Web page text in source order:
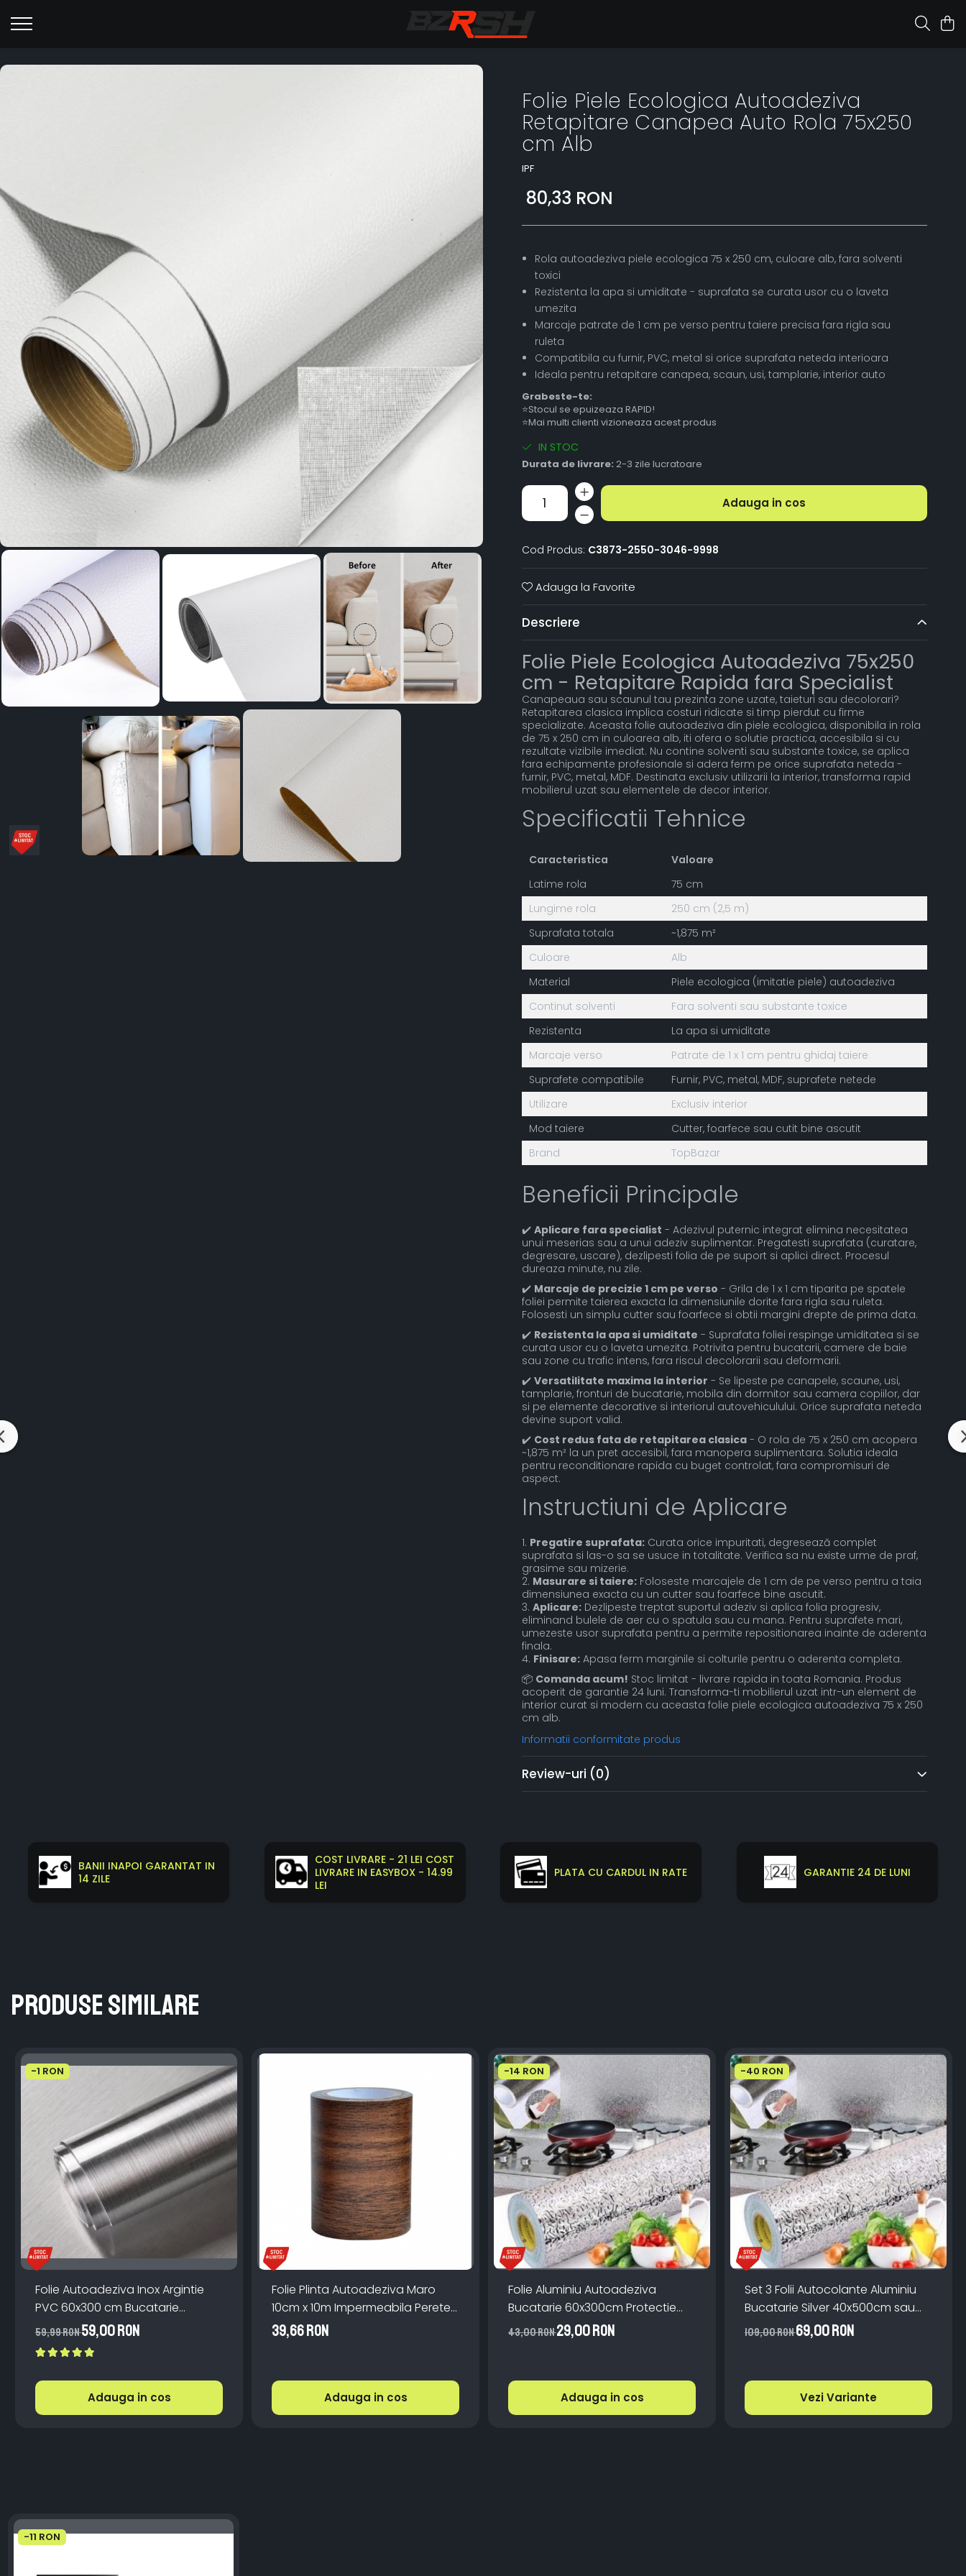
Folie Piele Ecologica Autoadeziva
Retapitare Canapea Auto Rola 75x250
cm Alb
IPF
80,33 RON
Rola autoadeziva piele ecologica 75 x 250 cm, culoare alb, fara solventi
toxici
Rezistenta la apa si umiditate - suprafata se curata usor cu o laveta
umezita
Marcaje patrate de 1 cm pe verso pentru taiere precisa fara rigla sau
ruleta
Compatibila cu furnir, PVC, metal si orice suprafata neteda interioara
Ideala pentru retapitare canapea, scaun, usi, tamplarie, interior auto
Grabeste-te:
⭐Stocul se epuizeaza RAPID!
⭐Mai multi clienti vizioneaza acest produs
IN STOC
Durata de livrare: 2-3 zile lucratoare
Adauga in cos
Cod Produs: C3873-2550-3046-9998
Adauga la Favorite
Descriere
Folie Piele Ecologica Autoadeziva 75x250
cm - Retapitare Rapida fara Specialist
Canapeaua sau scaunul tau prezinta zone uzate, taieturi sau decolorari?
Retapitarea clasica implica costuri ridicate si timp pierdut cu firme
specializate. Aceasta folie autoadeziva din piele ecologica, disponibila in rola
de 75 x 250 cm in culoarea alb, iti ofera o solutie practica, accesibila si cu
rezultate vizibile imediat. Nu contine solventi sau substante toxice, se aplica
fara echipamente profesionale si adera ferm pe orice suprafata neteda -
furnir, PVC, metal, MDF. Destinata exclusiv utilizarii la interior, transforma rapid
mobilierul uzat sau elementele de decor interior.
Specificatii Tehnice
Caracteristica
Valoare
Latime rola
75 cm
Lungime rola
250 cm (2,5 m)
Suprafata totala
~1,875 m²
Culoare
Alb
Material
Piele ecologica (imitatie piele) autoadeziva
Continut solventi
Fara solventi sau substante toxice
Rezistenta
La apa si umiditate
Marcaje verso
Patrate de 1 x 1 cm pentru ghidaj taiere
Suprafete compatibile
Furnir, PVC, metal, MDF, suprafete netede
Utilizare
Exclusiv interior
Mod taiere
Cutter, foarfece sau cutit bine ascutit
Brand
TopBazar
Beneficii Principale
✔️ Aplicare fara specialist - Adezivul puternic integrat elimina necesitatea
unui meserias sau a unui adeziv suplimentar. Pregatesti suprafata (curatare,
degresare, uscare), dezlipesti folia de pe suport si aplici direct. Procesul
dureaza minute, nu zile.
✔️ Marcaje de precizie 1 cm pe verso - Grila de 1 x 1 cm tiparita pe spatele
foliei permite taierea exacta la dimensiunile dorite fara rigla sau ruleta.
Folosesti un simplu cutter sau foarfece si obtii margini drepte de prima data.
✔️ Rezistenta la apa si umiditate - Suprafata foliei respinge umiditatea si se
curata usor cu o laveta umezita. Potrivita pentru bucatarii, camere de baie
sau zone cu trafic intens, fara riscul decolorarii sau deformarii.
✔️ Versatilitate maxima la interior - Se lipeste pe canapele, scaune, usi,
tamplarie, fronturi de bucatarie, mobila din dormitor sau camera copiilor, dar
si pe elemente decorative si interiorul autovehiculului. Orice suprafata neteda
devine suport valid.
✔️ Cost redus fata de retapitarea clasica- O rola de 75 x 250 cm acopera
~1,875 m² la un pret accesibil, fara manopera suplimentara. Solutia ideala
pentru reconditionare rapida cu buget controlat, fara compromisuri de
aspect.
Instructiuni de Aplicare
1. Pregatire suprafata:Curata orice impuritati, degresează complet
suprafata si las-o sa se usuce in totalitate. Verifica sa nu existe urme de praf,
grasime sau mizerie.
2. Masurare si taiere:Foloseste marcajele de 1 cm de pe verso pentru a taia
dimensiunea exacta cu un cutter sau foarfece bine ascutit.
3. Aplicare:Dezlipeste treptat suportul adeziv si aplica folia progresiv,
eliminand bulele de aer cu o spatula sau cu mana. Pentru suprafete mari,
umezeste usor suprafata pentru a permite repositionarea inainte de aderenta
finala.
4. Finisare:Apasa ferm marginile si colturile pentru o aderenta completa.
📦 Comanda acum! Stoc limitat - livrare rapida in toata Romania. Produs
acoperit de garantie 24 luni. Transforma-ti mobilierul uzat intr-un element de
interior curat si modern cu aceasta folie piele ecologica autoadeziva 75 x 250
cm alb.
Informatii conformitate produs
Review-uri (0)
BANII INAPOI GARANTAT IN
14 ZILE
COST LIVRARE - 21 LEI COST
LIVRARE IN EASYBOX - 14.99
LEI
PLATA CU CARDUL IN RATE GARANTIE 24 DE LUNI
Produse similare
-1 RON
Folie Autoadeziva Inox Argintie
PVC 60x300 cm Bucatarie
Mobilier
59,99 RON59,00 RON
Adauga in cos
Folie Plinta Autoadeziva Maro
10cm x 10m Impermeabila Perete
Scari
39,66 RON
Adauga in cos
-14 RON
Folie Aluminiu Autoadeziva
Bucatarie 60x300cm Protectie
Aragaz Perete Impermeabila
43,00 RON29,00 RON
Adauga in cos
-40 RON
Set 3 Folii Autocolante Aluminiu
Bucatarie Silver 40x500cm sau
60x300cm
109,00 RON69,00 RON
Vezi Variante
-11 RON